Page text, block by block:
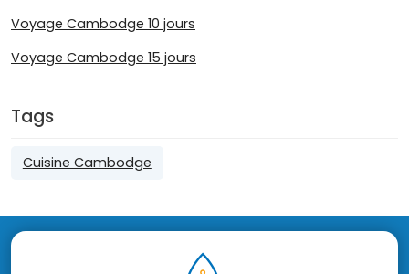
Voyage Cambodge 10 jours
Voyage Cambodge 15 jours
Tags
Cuisine Cambodge